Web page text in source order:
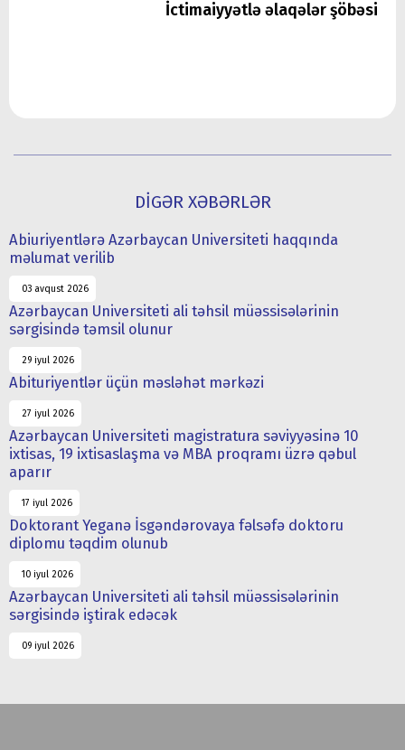
İctimaiyyətlə əlaqələr şöbəsi
DİGƏR XƏBƏRLƏR
Abiuriyentlərə Azərbaycan Universiteti haqqında
məlumat verilib
03 avqust 2026
Azərbaycan Universiteti ali təhsil müəssisələrinin
sərgisində təmsil olunur
29 iyul 2026
Abituriyentlər üçün məsləhət mərkəzi
27 iyul 2026
Azərbaycan Universiteti magistratura səviyyəsinə 10
ixtisas, 19 ixtisaslaşma və MBA proqramı üzrə qəbul
aparır
17 iyul 2026
Doktorant Yeganə İsgəndərovaya fəlsəfə doktoru
diplomu təqdim olunub
10 iyul 2026
Azərbaycan Universiteti ali təhsil müəssisələrinin
sərgisində iştirak edəcək
09 iyul 2026